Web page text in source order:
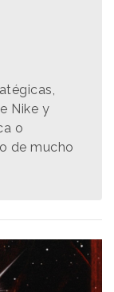
Nike y
o
de mucho